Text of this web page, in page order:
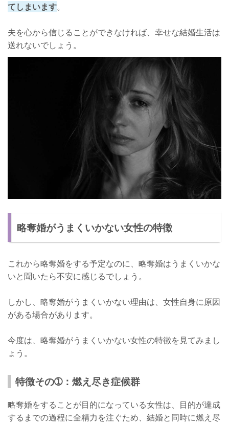
てしまいます。
夫を心から信じることができなければ、幸せな結婚生活は
送れないでしょう。
略奪婚がうまくいかない女性の特徴
これから略奪婚をする予定なのに、略奪婚はうまくいかな
いと聞いたら不安に感じるでしょう。
しかし、略奪婚がうまくいかない理由は、女性自身に原因
がある場合があります。
今度は、略奪婚がうまくいかない女性の特徴を見てみまし
ょう。
特徴その➀：燃え尽き症候群
略奪婚をすることが目的になっている女性は、目的が達成
するまでの過程に全精力を注ぐため、結婚と同時に燃え尽